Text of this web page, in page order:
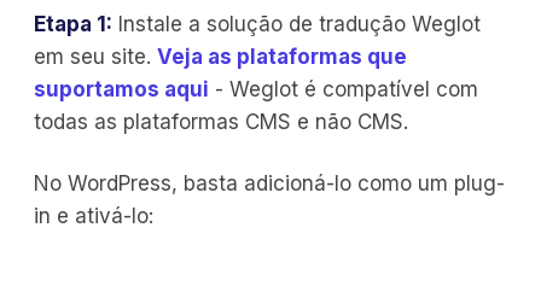
Etapa 1: Instale a solução de tradução Weglot
em seu site. Veja as plataformas que
suportamos aqui - Weglot é compatível com
todas as plataformas CMS e não CMS.
No WordPress, basta adicioná-lo como um plug-
in e ativá-lo: